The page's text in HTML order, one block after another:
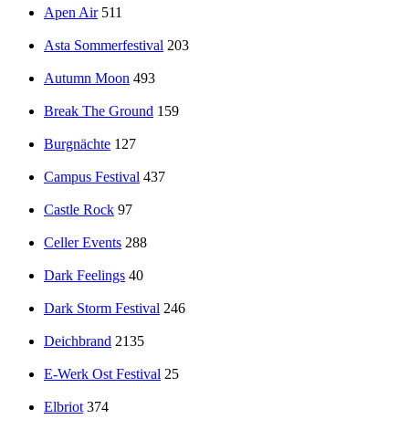
Apen Air 511
Asta Sommerfestival 203
Autumn Moon 493
Break The Ground 159
Burgnächte 127
Campus Festival 437
Castle Rock 97
Celler Events 288
Dark Feelings 40
Dark Storm Festival 246
Deichbrand 2135
E-Werk Ost Festival 25
Elbriot 374